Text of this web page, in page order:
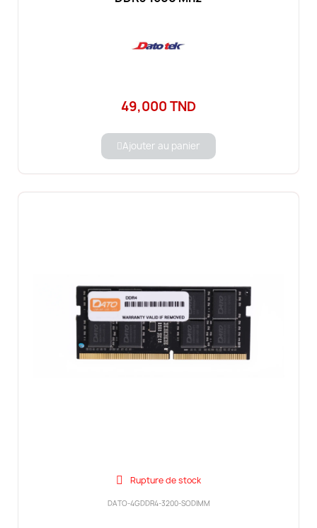
49,000 TND
Ajouter au panier
Rupture de stock
DATO-4GDDR4-3200-SODIMM